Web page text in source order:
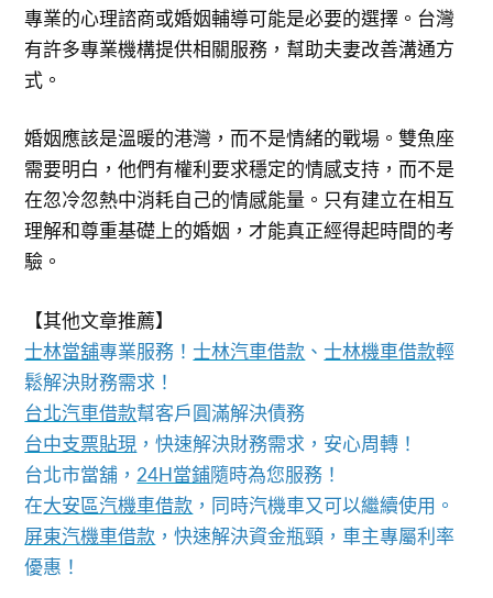
專業的心理諮商或婚姻輔導可能是必要的選擇。台灣
有許多專業機構提供相關服務，幫助夫妻改善溝通方
式。
婚姻應該是溫暖的港灣，而不是情緒的戰場。雙魚座
需要明白，他們有權利要求穩定的情感支持，而不是
在忽冷忽熱中消耗自己的情感能量。只有建立在相互
理解和尊重基礎上的婚姻，才能真正經得起時間的考
驗。
【其他文章推薦】
士林當舖專業服務！ 士林汽車借款 、 士林機車借款輕
鬆解決財務需求！
台北汽車借款幫客戶圓滿解決債務
台中支票貼現 ，快速解決財務需求，安心周轉！
台北市當舖， 24H當鋪隨時為您服務！
在大安區汽機車借款 ，同時汽機車又可以繼續使用。
屏東汽機車借款 ，快速解決資金瓶頸，車主專屬利率
優惠！